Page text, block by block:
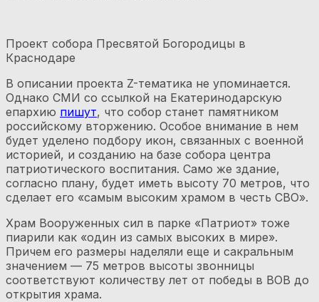
Проект собора Пресвятой Богородицы в
Краснодаре
В описании проекта Z-тематика не упоминается.
Однако СМИ со ссылкой на Екатеринодарскую
епархию пишут, что собор станет памятником
российскому вторжению. Особое внимание в нем
будет уделено подбору икон, связанных с военной
историей, и созданию на базе собора центра
патриотического воспитания. Само же здание,
согласно плану, будет иметь высоту 70 метров, что
сделает его «самым высоким храмом в честь СВО».
Храм Вооруженных сил в парке «Патриот» тоже
пиарили как «один из самых высоких в мире».
Причем его размеры наделяли еще и сакральным
значением — 75 метров высоты звонницы
соответствуют количеству лет от победы в ВОВ до
открытия храма.